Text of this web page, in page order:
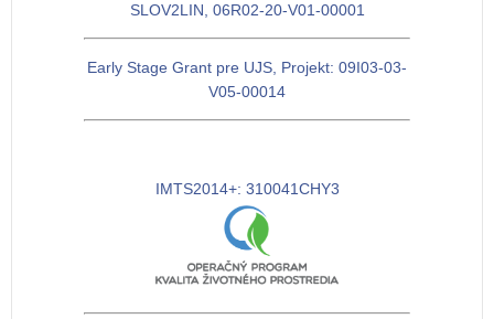
SLOV2LIN, 06R02-20-V01-00001
Early Stage Grant pre UJS, Projekt: 09I03-03-
V05-00014
IMTS2014+: 310041CHY3